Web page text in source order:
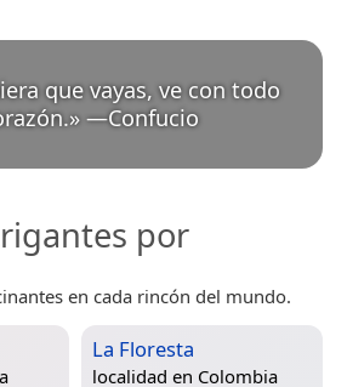
que vayas, ve con todo
» —Confucio
por
en cada rincón del mundo.
La Floresta
localidad en Colombia